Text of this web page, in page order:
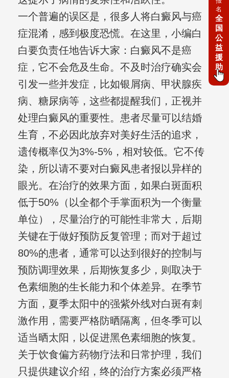
一个普遍的误区是，很多人将白癜风与癌
症混淆，感到极度恐慌。在这里，小编白
白要负责任地告诉大家：白癜风不是癌
症，它不会危及生命。不及时治疗确实会
引发一些并发症，比如银屑病、甲状腺疾
病、糖尿病等，这些都提醒我们，正视并
处理白癜风的重要性。患者尽量可以结婚
生育，不必因此放弃对美好生活的追求，
遗传概率仅为3%-5%，相对较低。它不传
染，所以请不要对白癜风患者报以异样的
眼光。在治疗的效果方面，如果白斑面积
低于50%（以全都个手掌面积为一个衡量
单位），尽量治疗的可能性非常大，后期
关键在于做好预防反复管理；而对于超过
80%的患者，通常可以达到很好的控制与
预防调理效果，后期恢复多少，则取决于
色素细胞的生长能力和个体差异。在季节
方面，夏季太阳中的强紫外线对白斑有刺
激作用，需要严格防晒隔离，但冬季可以
适当晒太阳，以促进黑色素细胞的恢复。
关于饮食偏方药物疗法和日常护理，我们
只提供建议介绍，终的治疗方案必须严格
名
全
国
公
益
援
助